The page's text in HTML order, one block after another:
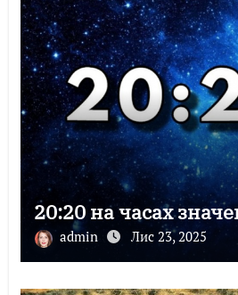
20:20 на часах
admin Лис 23, 2025